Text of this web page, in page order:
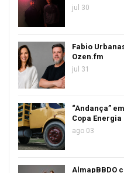
jul 30
Fabio
Ozen.fm
jul 31
“Andança”
Copa Energia
ago 03
AlmapBBDO